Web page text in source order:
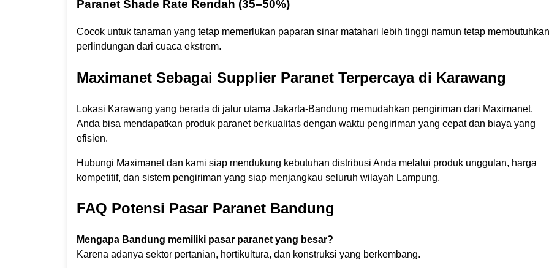
Paranet Shade Rate Rendah (35–50%)
Cocok untuk tanaman yang tetap memerlukan paparan sinar matahari lebih tinggi namun tetap membutuhkan
perlindungan dari cuaca ekstrem.
Maximanet Sebagai Supplier Paranet Terpercaya di Karawang
Lokasi Karawang yang berada di jalur utama Jakarta-Bandung memudahkan pengiriman dari Maximanet.
Anda bisa mendapatkan produk paranet berkualitas dengan waktu pengiriman yang cepat dan biaya yang
efisien.
Hubungi Maximanet dan kami siap mendukung kebutuhan distribusi Anda melalui produk unggulan, harga
kompetitif, dan sistem pengiriman yang siap menjangkau seluruh wilayah Lampung.
FAQ Potensi Pasar Paranet Bandung
Mengapa Bandung memiliki pasar paranet yang besar?
Karena adanya sektor pertanian, hortikultura, dan konstruksi yang berkembang.